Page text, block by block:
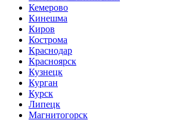
Кемерово
Кинешма
Киров
Кострома
Краснодар
Красноярск
Кузнецк
Курган
Курск
Липецк
Магнитогорск